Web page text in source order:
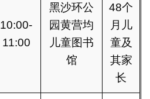
10:00-
11:00
黑沙环公
园黄营均
儿童图书
馆
48个
月儿
童及
其家
长